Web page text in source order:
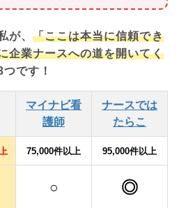
が、 「ここは本当に信頼でき
企業ナースへの道を開いてく
です！
マイナビ看
護師
ナースでは
たらこ
75,000件以上 95,000件以上
○ ◎